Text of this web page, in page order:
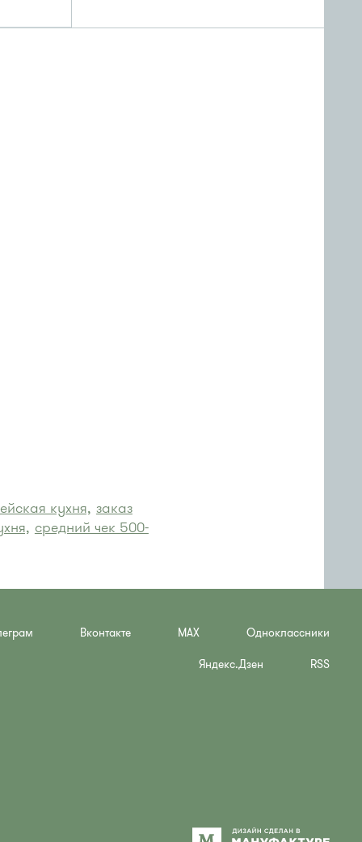
кухня, заказ
средний чек 500-
Вконтакте MAX Одноклассники
Яндекс.Дзен RSS